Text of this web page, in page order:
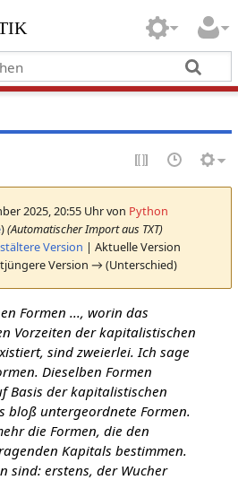
2025, 20:55 Uhr von Python
)(Automatischer Import aus TXT)
Version | Aktuelle Version
Version → (Unterschied)
Formen ..., worin das
Vorzeiten der kapitalistischen
sind zweierlei. Ich sage
Dieselben Formen
Basis der kapitalistischen
bloß untergeordnete Formen.
die Formen, die den
Kapitals bestimmen.
sind: erstens, der Wucher